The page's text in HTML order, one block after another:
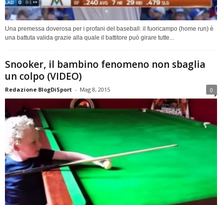
Una premessa doverosa per i profani del baseball: il fuoricampo (home run) è
una battuta valida grazie alla quale il battitore può girare tutte...
Snooker, il bambino fenomeno non sbaglia
un colpo (VIDEO)
Redazione BlogDiSport - Mag 8, 2015 0